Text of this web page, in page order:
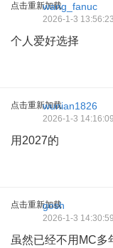
点击重新加载wang_fanuc
2026-1-3 13:56:23
个人爱好选择
点击重新加载wunian1826
2026-1-3 14:16:09
用2027的
点击重新加载
gosh
2026-1-3 14:30:59
虽然已经不用MC多